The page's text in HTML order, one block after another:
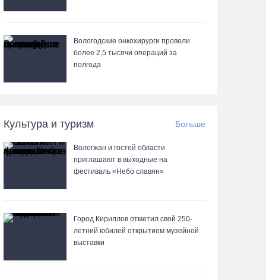
В Устюжне масштабно отметят 774-летие
города фестивалем кузнечного мастерства
07.08.26 / 09:55
Неизвестный мужчина погиб в подожженном в
Вологодской области магазине
На Вологодчине подвели итоги XII областной
Спартакиады ветеранов и пенсионеров
Вологодские онкохирурги провели
более 2,5 тыcячи операций за
полгода
Культура и туризм Больше
Вологжан и гостей области
приглашают в выходные на
фестиваль «Небо славян»
Город Кириллов отметил свой 250-
летний юбилей открытием музейной
выставки